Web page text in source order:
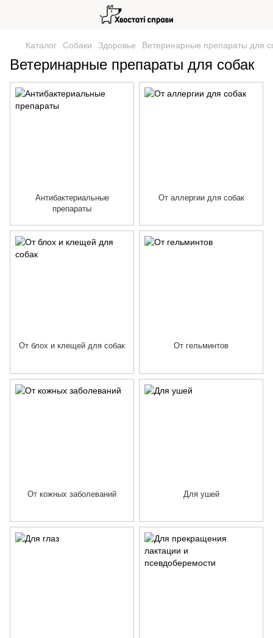
Каталог Собаки Здоровье Ветеринарные препараты для
Ветеринарные препараты для собак
Антибактериальные
препараты
От аллергии для собак
От блох и клещей для собак От гельминтов
От кожных заболеваний Для ушей